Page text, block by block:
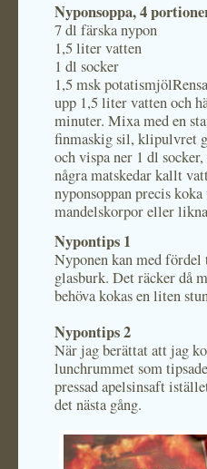
Nyponsoppa, 4
7 dl färska nypon
1,5 liter vatten
1 dl socker
1,5 msk
upp 1,5 liter vatten och
minuter. Mixa med en
finmaskig sil, klipulvret
och vispa ner 1 dl
några matskedar kallt
nyponsoppan precis
mandelskorpor eller
Nypontips 1
Nyponen kan med
glasburk. Det räcker då
behöva kokas en liten
Nypontips 2
När jag berättat att jag
lunchrummet som
pressad apelsinsaft
det nästa gång.